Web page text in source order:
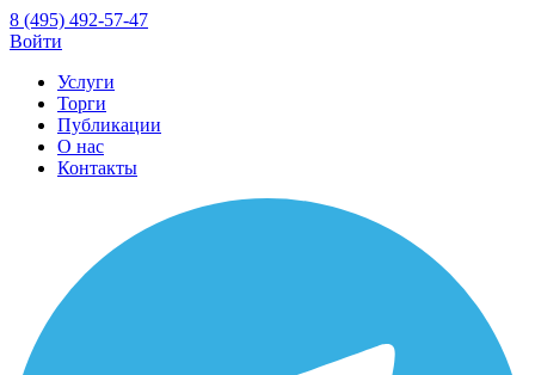
8 (495) 492-57-47
Войти
Услуги
Торги
Публикации
О нас
Контакты